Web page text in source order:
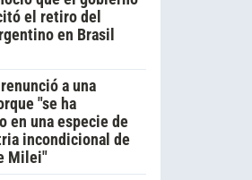
el retiro del
en Brasil
a una
"se ha
en una especie de
incondicional de
Milei"